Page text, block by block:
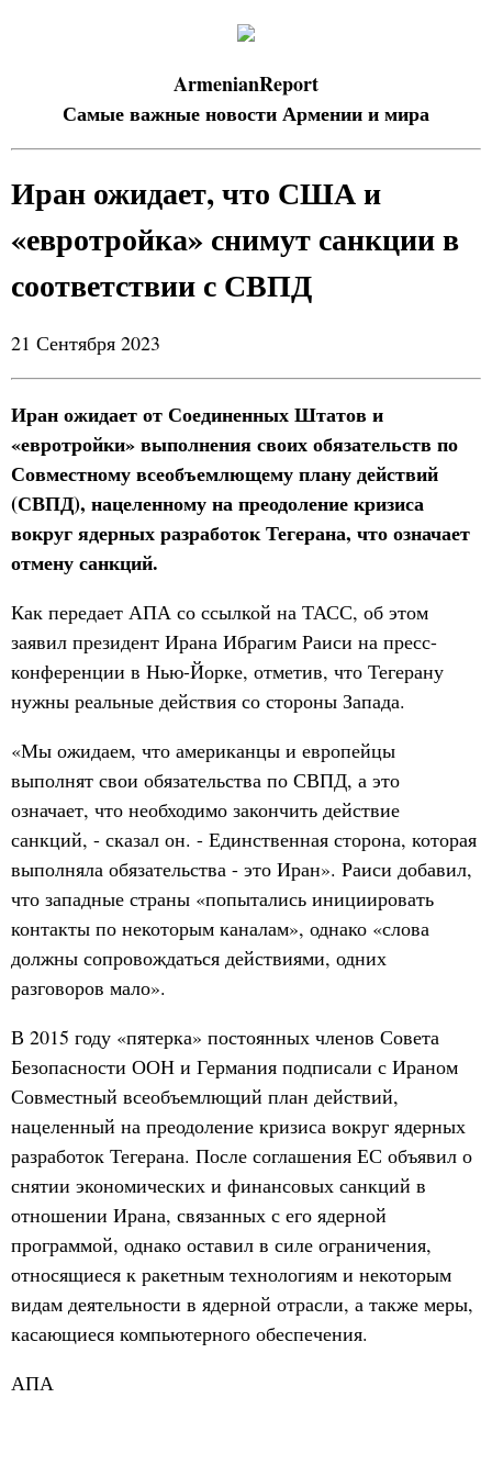
ArmenianReport
Самые важные новости Армении и мира
Иран ожидает, что США и
«евротройка» снимут санкции в
соответствии с СВПД
21 Сентября 2023
Иран ожидает от Соединенных Штатов и
«евротройки» выполнения своих обязательств по
Совместному всеобъемлющему плану действий
(СВПД), нацеленному на преодоление кризиса
вокруг ядерных разработок Тегерана, что означает
отмену санкций.
Как передает АПА со ссылкой на ТАСС, об этом
заявил президент Ирана Ибрагим Раиси на пресс-
конференции в Нью-Йорке, отметив, что Тегерану
нужны реальные действия со стороны Запада.
«Мы ожидаем, что американцы и европейцы
выполнят свои обязательства по СВПД, а это
означает, что необходимо закончить действие
санкций, - сказал он. - Единственная сторона, которая
выполняла обязательства - это Иран». Раиси добавил,
что западные страны «попытались инициировать
контакты по некоторым каналам», однако «слова
должны сопровождаться действиями, одних
разговоров мало».
В 2015 году «пятерка» постоянных членов Совета
Безопасности ООН и Германия подписали с Ираном
Совместный всеобъемлющий план действий,
нацеленный на преодоление кризиса вокруг ядерных
разработок Тегерана. После соглашения ЕС объявил о
снятии экономических и финансовых санкций в
отношении Ирана, связанных с его ядерной
программой, однако оставил в силе ограничения,
относящиеся к ракетным технологиям и некоторым
видам деятельности в ядерной отрасли, а также меры,
касающиеся компьютерного обеспечения.
АПА